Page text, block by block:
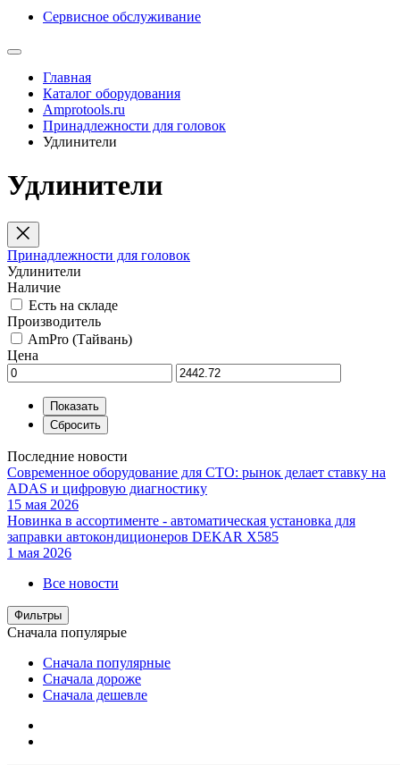
Сервисное обслуживание
Главная
Каталог оборудования
Amprotools.ru
Принадлежности для головок
Удлинители
Удлинители
Принадлежности для головок
Удлинители
Наличие
Есть на складе
Производитель
AmPro (Тайвань)
Цена
Последние новости
Современное оборудование для СТО: рынок делает ставку на
ADAS и цифровую диагностику
15 мая 2026
Новинка в ассортименте - автоматическая установка для
заправки автокондиционеров DEKAR X585
1 мая 2026
Все новости
Фильтры
Сначала популярые
Сначала популярные
Сначала дороже
Сначала дешевле